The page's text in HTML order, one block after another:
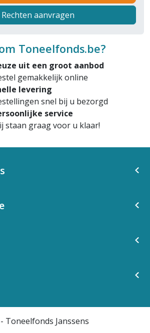
Rechten aanvragen
Toneelfonds.be?
uit een groot aanbod
gemakkelijk online
levering
snel bij u bezorgd
service
staan graag voor u klaar!
Toneelfonds Janssens